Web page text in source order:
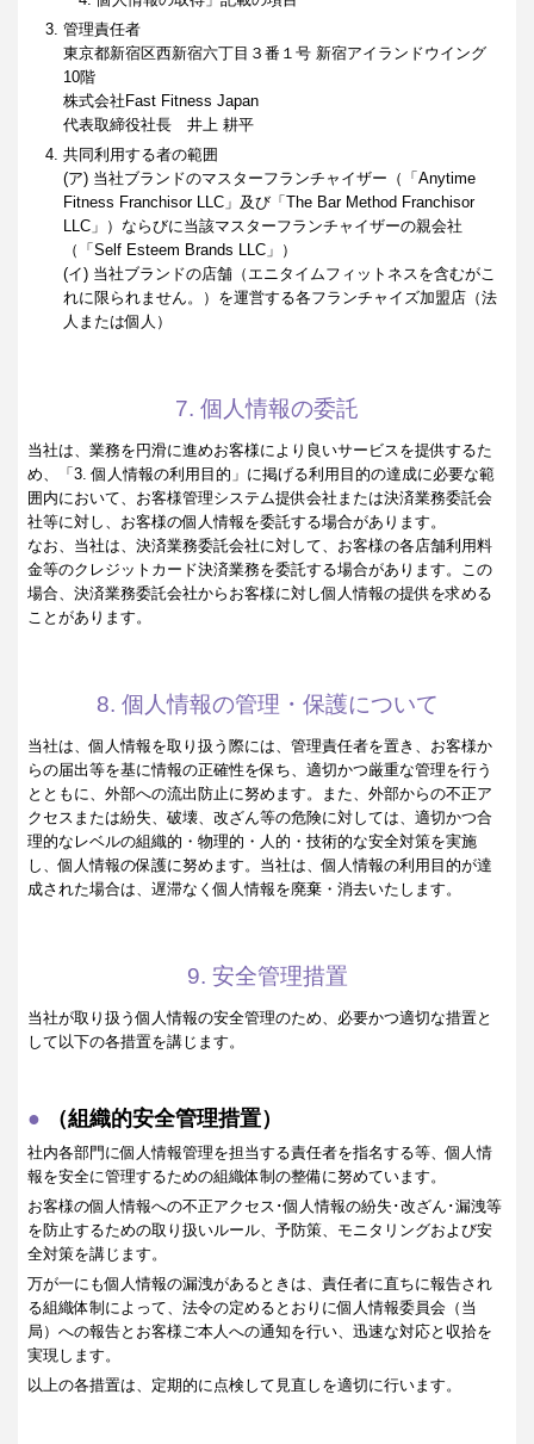
管理責任者
東京都新宿区西新宿六丁目３番１号 新宿アイランドウイング
10階
株式会社Fast Fitness Japan
代表取締役社長 井上 耕平
共同利用する者の範囲
(ア) 当社ブランドのマスターフランチャイザー（「Anytime
Fitness Franchisor LLC」及び「The Bar Method Franchisor
LLC」）ならびに当該マスターフランチャイザーの親会社
（「Self Esteem Brands LLC」）
(イ) 当社ブランドの店舗（エニタイムフィットネスを含むがこ
れに限られません。）を運営する各フランチャイズ加盟店（法
人または個人）
7. 個人情報の委託
当社は、業務を円滑に進めお客様により良いサービスを提供するた
め、「3. 個人情報の利用目的」に掲げる利用目的の達成に必要な範
囲内において、お客様管理システム提供会社または決済業務委託会
社等に対し、お客様の個人情報を委託する場合があります。
なお、当社は、決済業務委託会社に対して、お客様の各店舗利用料
金等のクレジットカード決済業務を委託する場合があります。この
場合、決済業務委託会社からお客様に対し個人情報の提供を求める
ことがあります。
8. 個人情報の管理・保護について
当社は、個人情報を取り扱う際には、管理責任者を置き、お客様か
らの届出等を基に情報の正確性を保ち、適切かつ厳重な管理を行う
とともに、外部への流出防止に努めます。また、外部からの不正ア
クセスまたは紛失、破壊、改ざん等の危険に対しては、適切かつ合
理的なレベルの組織的・物理的・人的・技術的な安全対策を実施
し、個人情報の保護に努めます。当社は、個人情報の利用目的が達
成された場合は、遅滞なく個人情報を廃棄・消去いたします。
9. 安全管理措置
当社が取り扱う個人情報の安全管理のため、必要かつ適切な措置と
して以下の各措置を講じます。
（組織的安全管理措置）
社内各部門に個人情報管理を担当する責任者を指名する等、個人情
報を安全に管理するための組織体制の整備に努めています。
お客様の個人情報への不正アクセス･個人情報の紛失･改ざん･漏洩等
を防止するための取り扱いルール、予防策、モニタリングおよび安
全対策を講じます。
万が一にも個人情報の漏洩があるときは、責任者に直ちに報告され
る組織体制によって、法令の定めるとおりに個人情報委員会（当
局）への報告とお客様ご本人への通知を行い、迅速な対応と収拾を
実現します。
以上の各措置は、定期的に点検して見直しを適切に行います。